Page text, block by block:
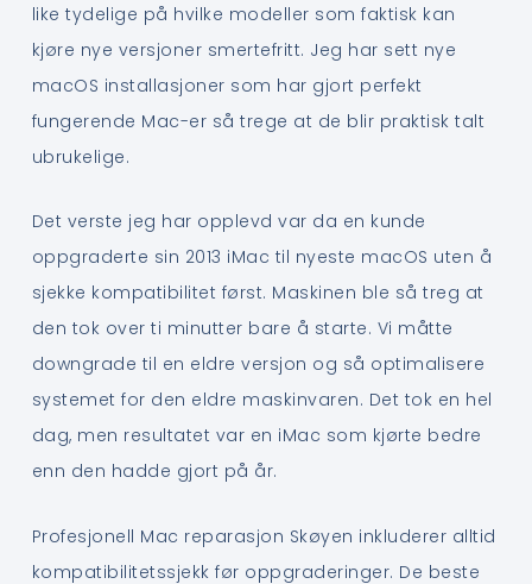
like tydelige på hvilke modeller som faktisk kan
kjøre nye versjoner smertefritt. Jeg har sett nye
macOS installasjoner som har gjort perfekt
fungerende Mac-er så trege at de blir praktisk talt
ubrukelige.
Det verste jeg har opplevd var da en kunde
oppgraderte sin 2013 iMac til nyeste macOS uten å
sjekke kompatibilitet først. Maskinen ble så treg at
den tok over ti minutter bare å starte. Vi måtte
downgrade til en eldre versjon og så optimalisere
systemet for den eldre maskinvaren. Det tok en hel
dag, men resultatet var en iMac som kjørte bedre
enn den hadde gjort på år.
Profesjonell Mac reparasjon Skøyen inkluderer alltid
kompatibilitetssjekk før oppgraderinger. De beste